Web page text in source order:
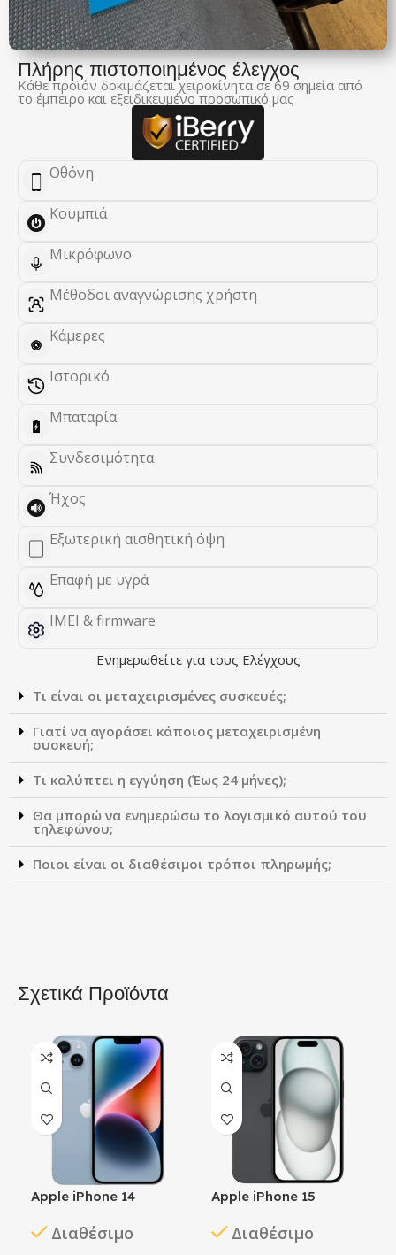
Πλήρης πιστοποιημένος έλεγχος
Κάθε προϊόν δοκιμάζεται χειροκίνητα σε 69 σημεία από
το έμπειρο και εξειδικευμένο προσωπικό μας
Οθόνη
Κουμπιά
Μικρόφωνο
Μέθοδοι αναγνώρισης χρήστη
Κάμερες
Ιστορικό
Μπαταρία
Συνδεσιμότητα
Ήχος
Εξωτερική αισθητική όψη
Επαφή με υγρά
IMEI & firmware
Ενημερωθείτε για τους Ελέγχους
Τι είναι οι μεταχειρισμένες συσκευές;
Γιατί να αγοράσει κάποιος μεταχειρισμένη
συσκευή;
Τι καλύπτει η εγγύηση (Έως 24 μήνες);
Θα μπορώ να ενημερώσω το λογισμικό αυτού του
τηλεφώνου;
Ποιοι είναι οι διαθέσιμοι τρόποι πληρωμής;
Σχετικά Προϊόντα
Apple iPhone 14
Διαθέσιμο
Apple iPhone 15
Διαθέσιμο